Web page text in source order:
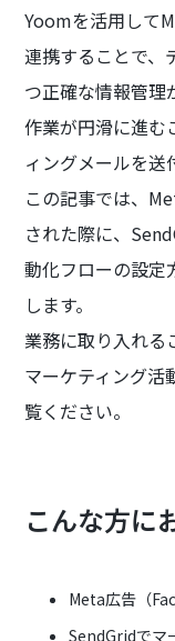
Yoomを活用して
連携することで、
つ正確な情報管理
作業が円滑に進む
ィングメールを送
この記事では、
された際に、
動化フローの設定
します。
業務に取り入れる
マーケティング活
覧ください。
こんな方に
Meta広告（
SendGridでマ